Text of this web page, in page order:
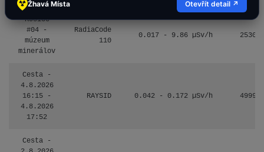
Košice
#04 -
múzeum
minerálov
RadiaCode
110
0.017 - 9.86 µSv/h 2530
Cesta -
4.8.2026
16:15 -
4.8.2026
17:52
RAYSID 0.042 - 0.172 µSv/h 4999
Cesta -
Žhavá Místa Otevřít detail ↗